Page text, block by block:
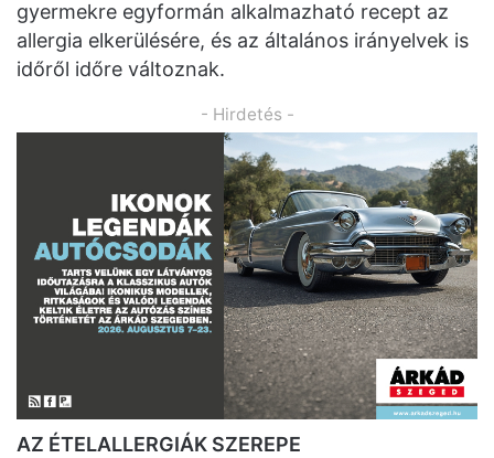
gyermekre egyformán alkalmazható recept az
allergia elkerülésére, és az általános irányelvek is
időről időre változnak.
- Hirdetés -
AZ ÉTELALLERGIÁK SZEREPE